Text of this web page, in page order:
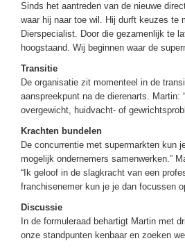
Sinds het aantreden van de nieuwe
waar hij naar toe wil. Hij durft keuzes te
Dierspecialist. Door die gezamenlijk te
hoogstaand. Wij beginnen waar de
Transitie
De organisatie zit momenteel in de
aanspreekpunt na de dierenarts. Martin:
overgewicht, huidvacht- of
Krachten bundelen
De concurrentie met supermarkten kun
mogelijk ondernemers samenwerken.”
“Ik geloof in de slagkracht van een
franchisenemer kun je je dan focussen
Discussie
In de formuleraad behartigt Martin met
onze standpunten kenbaar en zoeken